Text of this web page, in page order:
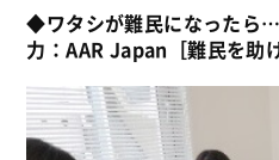
◆ワタシが難民になったら
力：AAR Japan［難民を助